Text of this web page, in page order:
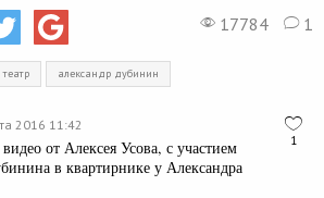
17784
1
театр александр дубинин
1
2016 11:42
от Алексея Усова, с участием
в квартирнике у Александра